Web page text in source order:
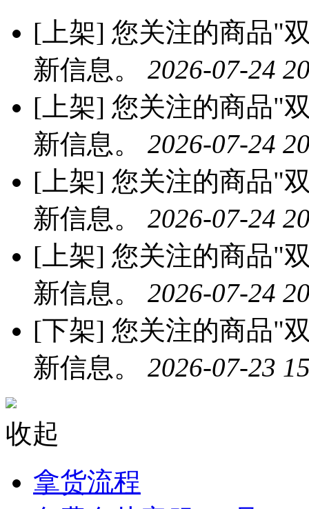
[上架] 您关注的商品"
新信息。 2026-07-24
[上架] 您关注的商品"
新信息。 2026-07-24
[上架] 您关注的商品"
新信息。 2026-07-24
[上架] 您关注的商品"
新信息。 2026-07-24
[下架] 您关注的商品"
新信息。 2026-07-23
收起
拿货流程